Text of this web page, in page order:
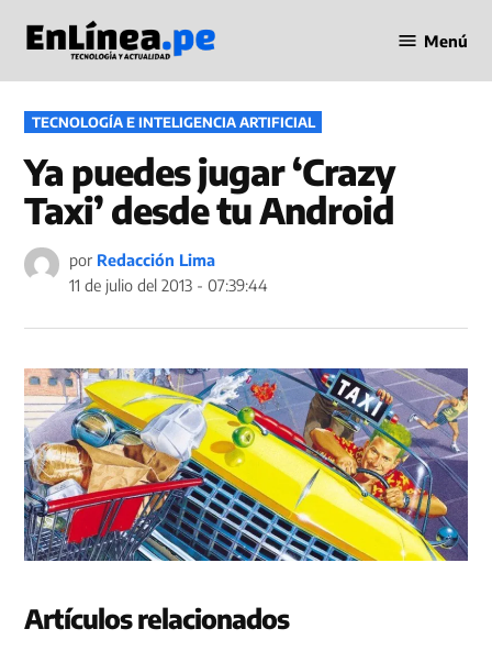
contenido
en Línea
Menú
PUBLICADO
EN
TECNOLOGÍA E INTELIGENCIA ARTIFICIAL
Ya puedes jugar ‘Crazy
Taxi’ desde tu Android
por Redacción Lima
11 de julio del 2013 - 07:39:44
Artículos relacionados